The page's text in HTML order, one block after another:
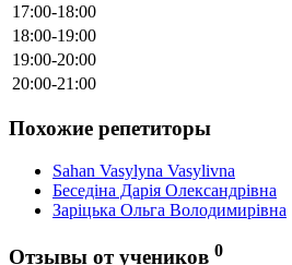
17:00-18:00
18:00-19:00
19:00-20:00
20:00-21:00
Похожие репетиторы
Sahan Vasylyna Vasylivna
Беседіна Дарія Олександрівна
Заріцька Ольга Володимирівна
Отзывы от учеников 0